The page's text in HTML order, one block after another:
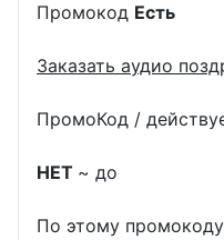
Промокод Есть
Заказать аудио
ПромоКод /
НЕТ ~ до
По этому